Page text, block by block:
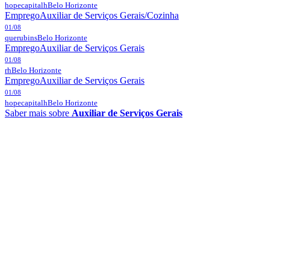
hopecapitalhBelo Horizonte
EmpregoAuxiliar de Serviços Gerais/Cozinha
01/08
querubinsBelo Horizonte
EmpregoAuxiliar de Serviços Gerais
01/08
rhBelo Horizonte
EmpregoAuxiliar de Serviços Gerais
01/08
hopecapitalhBelo Horizonte
Saber mais sobre Auxiliar de Serviços Gerais